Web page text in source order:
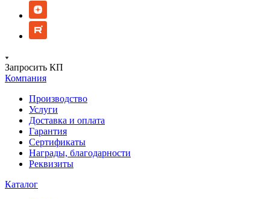
Запросить КП
Компания
Производство
Услуги
Доставка и оплата
Гарантия
Сертификаты
Награды, благодарности
Реквизиты
Каталог